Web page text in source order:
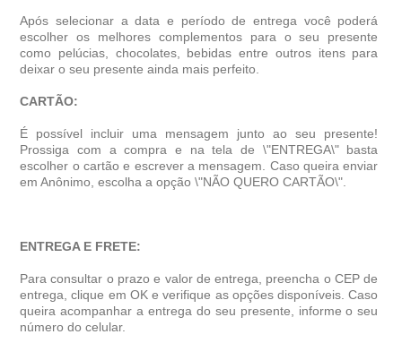
Após selecionar a data e período de entrega você poder
escolher os melhores complementos para o seu presente
como pelúcias, chocolates, bebidas entre outros itens para
deixar o seu presente ainda mais perfeito.
CARTÃO:
É possível incluir uma mensagem junto ao seu presente!
Prossiga com a compra e na tela de \"ENTREGA\" basta
escolher o cartão e escrever a mensagem. Caso queira enviar
em Anônimo, escolha a opção \"NÃO QUERO CARTÃO\".
ENTREGA E FRETE:
Para consultar o prazo e valor de entrega, preencha o CEP de
entrega, clique em OK e verifique as opções disponíveis. Caso
queira acompanhar a entrega do seu presente, informe o seu
número do celular.